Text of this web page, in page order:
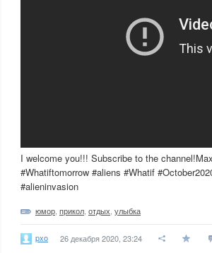
I welcome you!!! Subscribe to the
#Whatiftomorrow #aliens #Whatif
#alieninvasion
юмор прикол отдых улыбка
pxo 26 декабря 2020, 23:24